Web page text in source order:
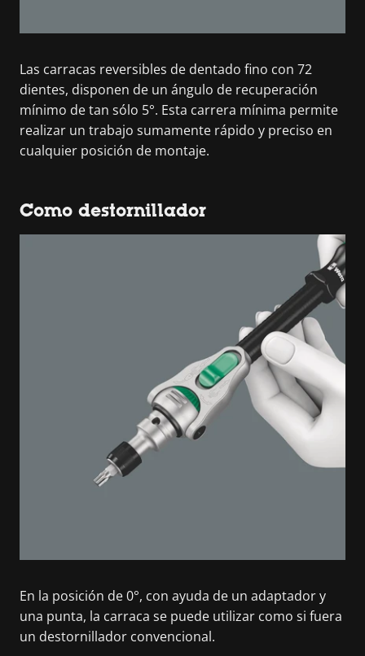
Las carracas reversibles de dentado fino con 72
dientes, disponen de un ángulo de recuperación
mínimo de tan sólo 5°. Esta carrera mínima permite
realizar un trabajo sumamente rápido y preciso en
cualquier posición de montaje.
Como destornillador
En la posición de 0°, con ayuda de un adaptador y
una punta, la carraca se puede utilizar como si fuera
un destornillador convencional.